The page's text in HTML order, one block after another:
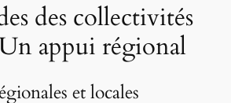
des collectivités
appui régional
et locales